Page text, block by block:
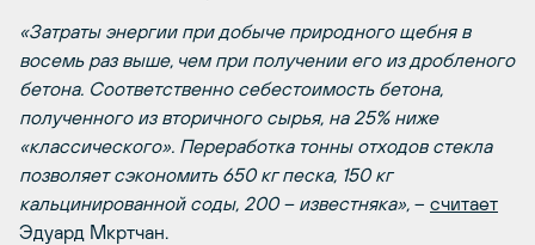
«Затраты энергии при добыче природного щебня в
восемь раз выше, чем при получении его из дробленого
бетона. Соответственно себестоимость бетона,
полученного из вторичного сырья, на 25% ниже
«классического». Переработка тонны отходов стекла
позволяет сэкономить 650 кг песка, 150 кг
кальцинированной соды, 200 – известняка», – считает
Эдуард Мкртчан.